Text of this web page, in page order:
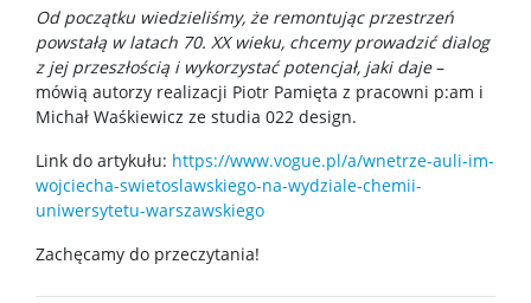
Program ERASMUS+
Program MOST
Koła naukowe
Od początku wiedzieliśmy, że remontując przestrzeń
powstałą w latach 70. XX wieku, chcemy prowadzić dialog
z jej przeszłością i wykorzystać potencjał, jaki daje–
mówią autorzy realizacji Piotr Pamięta z pracowni p:am i
Michał Waśkiewicz ze studia 022 design.
Link do artykułu: https://www.vogue.pl/a/wnetrze-auli-im-
wojciecha-swietoslawskiego-na-wydziale-chemii-
uniwersytetu-warszawskiego
Zachęcamy do przeczytania!